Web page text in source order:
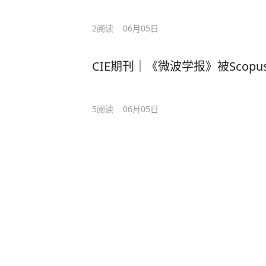
2阅读 06月05日
CIE期刊｜《微波学报》被
5阅读 06月05日